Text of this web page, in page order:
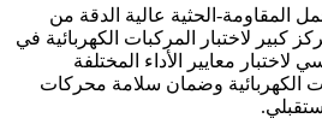
المقاومة-الحثية عالية الدقة من
لاختبار المركبات الكهربائية في
معايير الأداء المختلفة
الكهربائية وضمان سلامة محركات